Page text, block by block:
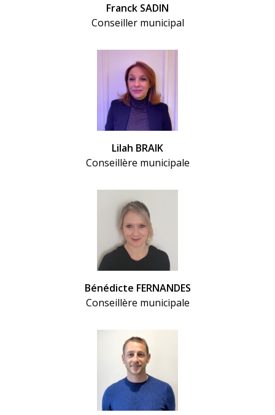
Franck SADIN
Conseiller municipal
Lilah BRAIK
Conseillère municipale
Bénédicte FERNANDES
Conseillère municipale